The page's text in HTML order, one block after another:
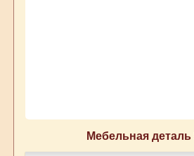
Мебельная деталь